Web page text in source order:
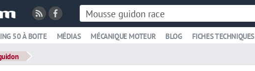
50 À BOITE MÉDIAS MÉCANIQUE MOTEUR BLOG FICHES TECHNIQUES